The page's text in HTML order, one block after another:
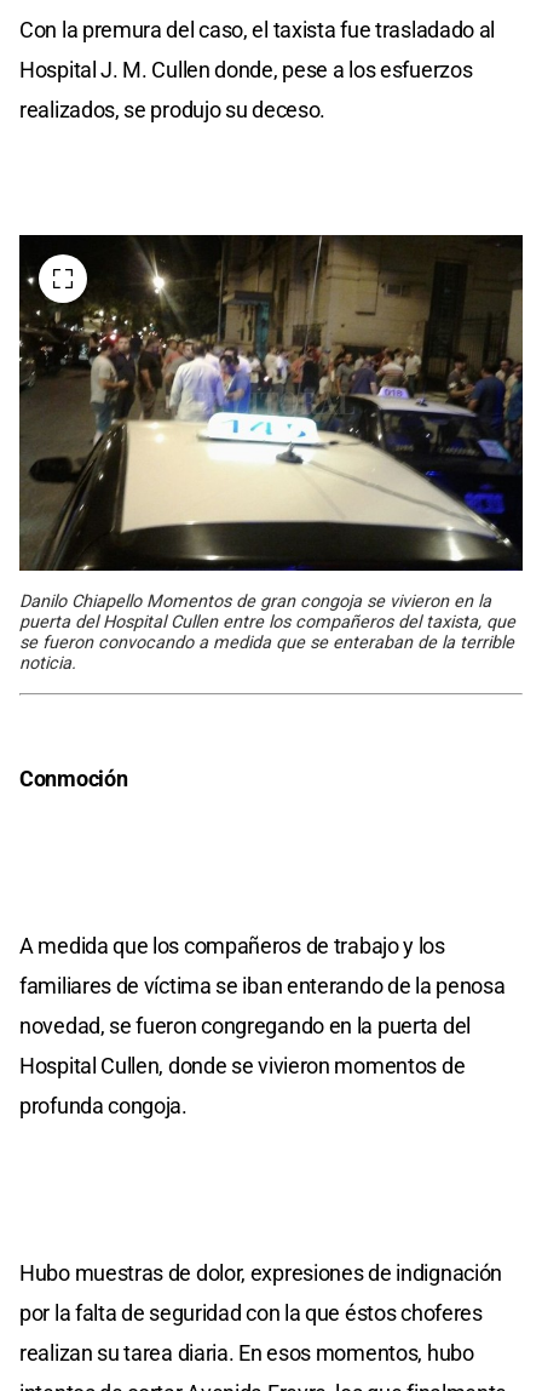
Con la premura del caso, el taxista fue trasladado al
Hospital J. M. Cullen donde, pese a los esfuerzos
realizados, se produjo su deceso.
Danilo Chiapello Momentos de gran congoja se vivieron en la
puerta del Hospital Cullen entre los compañeros del taxista, que
se fueron convocando a medida que se enteraban de la terrible
noticia.
Conmoción
A medida que los compañeros de trabajo y los
familiares de víctima se iban enterando de la penosa
novedad, se fueron congregando en la puerta del
Hospital Cullen, donde se vivieron momentos de
profunda congoja.
Hubo muestras de dolor, expresiones de indignación
por la falta de seguridad con la que éstos choferes
realizan su tarea diaria. En esos momentos, hubo